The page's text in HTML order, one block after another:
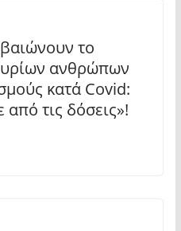
το
ανθρώπων
κατά Covid:
τις δόσεις»!